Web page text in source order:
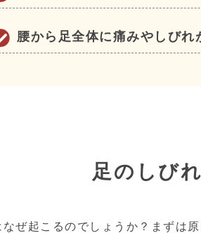
腰から足全体に痛みやしびれ
足のしび
ぜ起こるのでしょうか？まずは